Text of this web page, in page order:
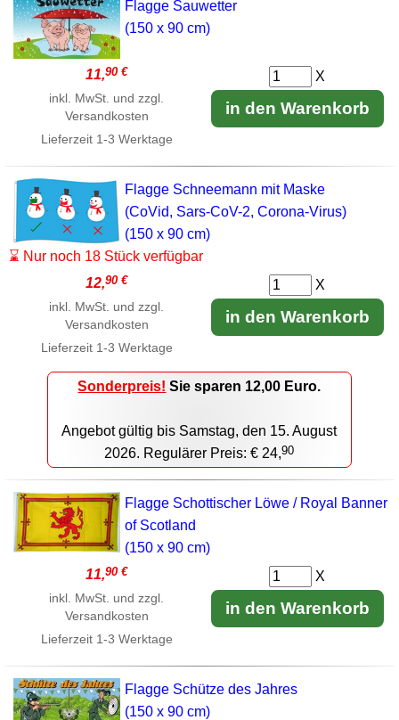
Flagge Sauwetter
(150 x 90 cm)
11,90 €
inkl. MwSt. und zzgl.
Versandkosten
Lieferzeit 1-3 Werktage
X
in den Warenkorb
Flagge Schneemann mit Maske
(CoVid, Sars-CoV-2, Corona-Virus)
(150 x 90 cm)
⌛ Nur noch 18 Stück verfügbar
12,90 €
inkl. MwSt. und zzgl.
Versandkosten
Lieferzeit 1-3 Werktage
X
in den Warenkorb
Sonderpreis! Sie sparen 12,00 Euro.
Angebot gültig bis Samstag, den 15. August
2026. Regulärer Preis: € 24,90
Flagge Schottischer Löwe / Royal Banner
of Scotland
(150 x 90 cm)
11,90 €
inkl. MwSt. und zzgl.
Versandkosten
Lieferzeit 1-3 Werktage
X
in den Warenkorb
Flagge Schütze des Jahres
(150 x 90 cm)